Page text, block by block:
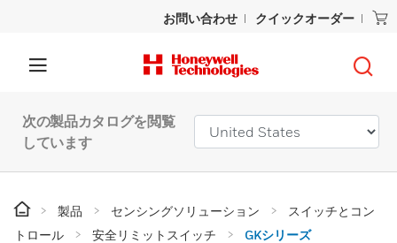
お問い合わせ クイックオーダー
次の製品カタログを閲覧
しています
製品 センシングソリューション
スイッチとコン
トロール
安全リミットスイッチ GKシリーズ